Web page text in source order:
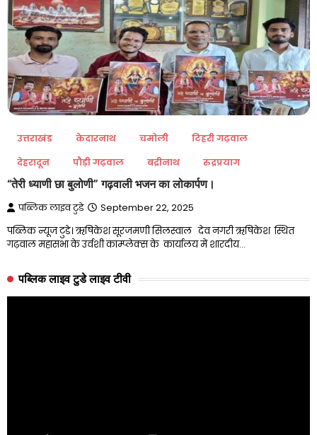
उत्तराखंड केदारनाथ चमोली
टिहरी गढ़वाल
देहरादून
पौड़ी गढ़वाल बद्रीनाथ रुद्रप्रयाग
“तेरी ध्याणी छा बुलोणी” गढ़वाली भजन का लोकार्पण।
पब्लिक लाइव टुडे September 22, 2025
पब्लिक न्यूज टुडे। ऋषिकेश सूरजमणी सिलस्वाल देव नगरी ऋषिकेश स्थित
गढ़वाल महासभा के उर्वशी काम्प्लेक्स के कार्यालय में शारदीय…
पब्लिक लाइव टुडे लाइव टीवी